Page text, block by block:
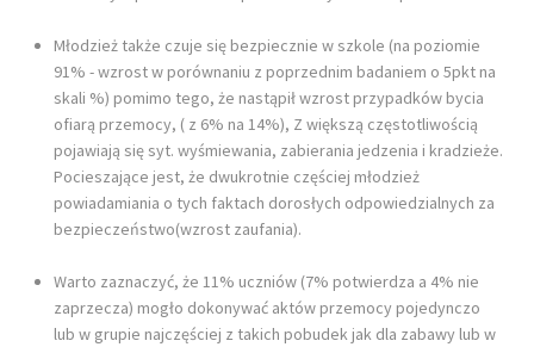
Młodzież także czuje się bezpiecznie w szkole (na poziomie
91% - wzrost w porównaniu z poprzednim badaniem o 5pkt na
skali %) pomimo tego, że nastąpił wzrost przypadków bycia
ofiarą przemocy, ( z 6% na 14%), Z większą częstotliwością
pojawiają się syt. wyśmiewania, zabierania jedzenia i kradzieże.
Pocieszające jest, że dwukrotnie częściej młodzież
powiadamiania o tych faktach dorosłych odpowiedzialnych za
bezpieczeństwo(wzrost zaufania).
Warto zaznaczyć, że 11% uczniów (7% potwierdza a 4% nie
zaprzecza) mogło dokonywać aktów przemocy pojedynczo
lub w grupie najczęściej z takich pobudek jak dla zabawy lub w